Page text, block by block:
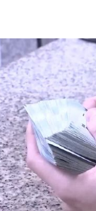
維正挺台灣隊
：可直接處理 16:06
台人一看：懂買 16:04
⋯全身沾滿穢物 16:01
懸賞20萬找阿咪 16:01
18:00
大道」逐漸成形 12:00